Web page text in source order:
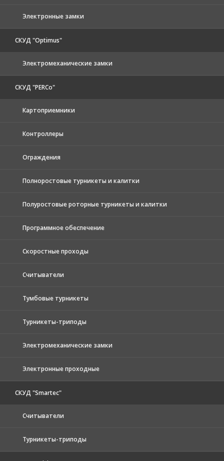
Электронные замки
СКУД "Optimus"
Электромеханические замки
СКУД "PERCo"
Картоприемники
Контроллеры
Ограждения
Полноростовые турникеты и калитки
Полуростовые роторные турникеты и калитки
Программное обеспечение
Скоростные проходы
Считыватели
Тумбовые турникеты
Турникеты-триподы
Электромеханические замки
Электронные проходные
СКУД "Smartec"
Считыватели
Турникеты-триподы